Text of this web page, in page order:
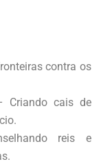
contra os
Criando cais de
reis e